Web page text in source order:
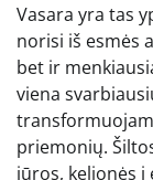
Vasara yra tas
norisi iš esmės
bet ir
viena
priemonių.
jūros, kelionės į